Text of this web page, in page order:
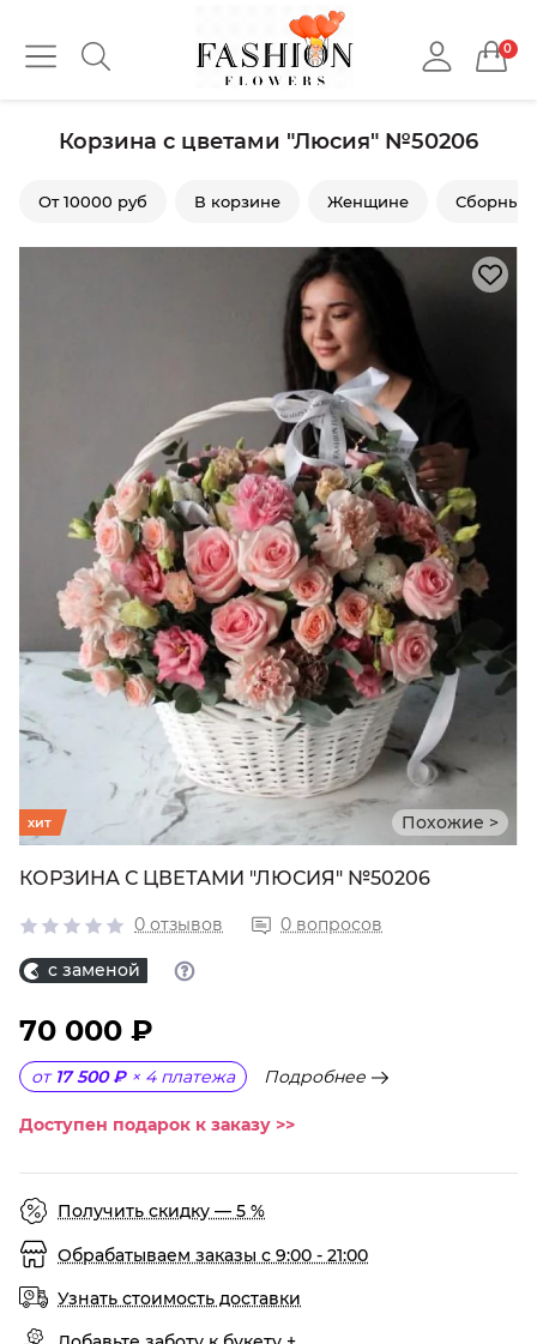
0
Корзина с цветами "Люсия" №50206
От 10000 руб В корзине Женщине Сборные
Похожие >
хит
КОРЗИНА С ЦВЕТАМИ "ЛЮСИЯ" №50206
0 отзывов 0 вопросов
с заменой
70 000 ₽
от 17 500 ₽ × 4 платежа Подробнее
Доступен подарок к заказу >>
Получить скидку — 5 %
Обрабатываем заказы с 9:00 - 21:00
Узнать стоимость доставки